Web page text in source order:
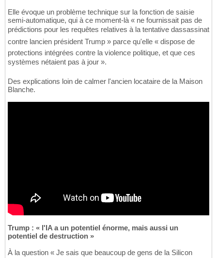
Elle évoque un problème technique sur la fonction de saisie
semi-automatique, qui à ce moment-là « ne fournissait pas de
prédictions pour les requêtes relatives à la tentative dassassinat
contre lancien président Trump » parce qu'elle « dispose de
protections intégrées contre la violence politique, et que ces
systèmes nétaient pas à jour ».
Des explications loin de calmer l'ancien locataire de la Maison
Blanche.
Trump : « l'IA a un potentiel énorme, mais aussi un
potentiel de destruction »
À la question « Je sais que beaucoup de gens de la Silicon